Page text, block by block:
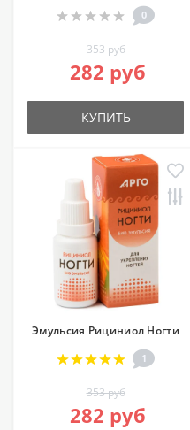
0
353 руб
282 руб
КУПИТЬ
Эмульсия Рициниол Ногти
1
353 руб
282 руб